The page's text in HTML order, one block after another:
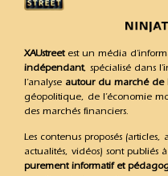
XAUstreetest un média
indépendant, spécialisé dans
l’analyse autour du marché de
géopolitique, de l’économie
des marchés financiers.
Les contenus proposés (articles,
actualités, vidéos) sont publiés à
purement informatif et